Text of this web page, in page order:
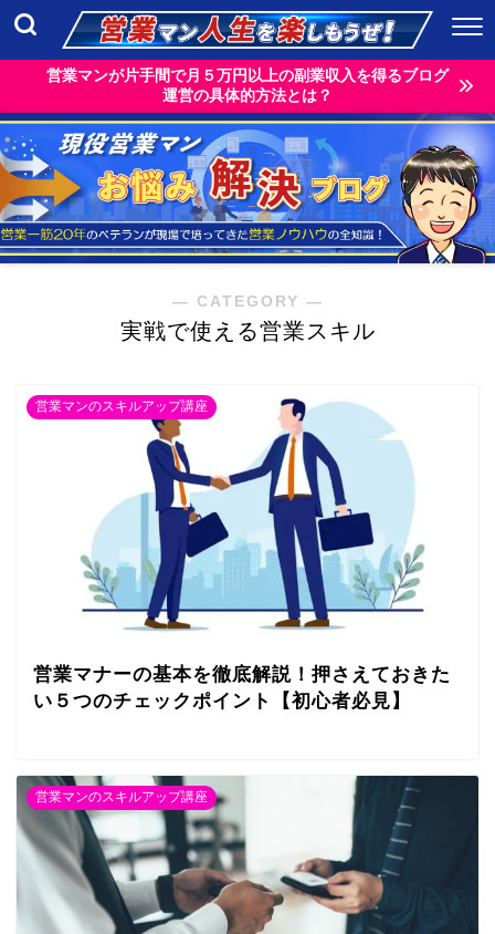
営業マンが片手間で月５万円以上の副業収入を得るブログ
運営の具体的方法とは？
― CATEGORY ―
実戦で使える営業スキル
営業マンのスキルアップ講座
営業マナーの基本を徹底解説！押さえておきた
い５つのチェックポイント【初心者必見】
営業マンのスキルアップ講座